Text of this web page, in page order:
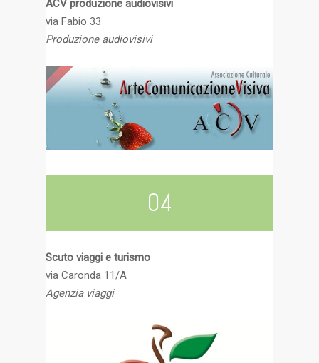
ACV produzione audiovisivi
via Fabio 33
Produzione audiovisivi
04
Scuto viaggi e turismo
via Caronda 11/A
Agenzia viaggi